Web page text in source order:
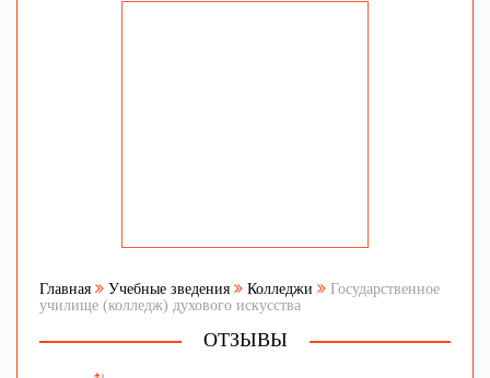
Главная Учебные зведения Колледжи
Государственное
училище (колледж) духового искусства
ОТЗЫВЫ